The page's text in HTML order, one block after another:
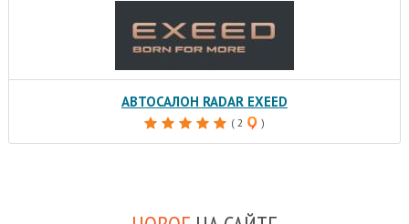
АВТОСАЛОН RADAR EXEED
( 2 )